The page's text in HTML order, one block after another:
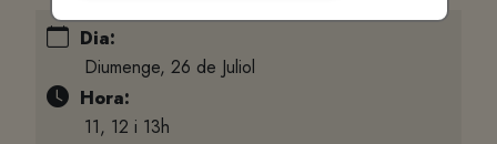
Dia:
Diumenge, 26 de Juliol
Hora:
11, 12 i 13h